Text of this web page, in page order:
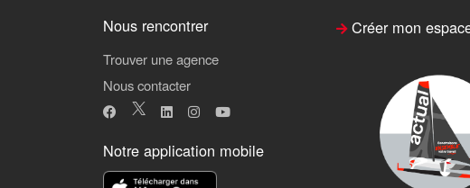
Nous rencontrer
Trouver une agence
Nous contacter
Notre application mobile
Créer mon